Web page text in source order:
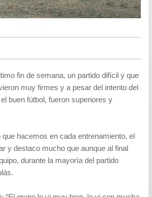
fin de semana, un partido difícil y que
muy firmes y a pesar del intento del
buen fútbol, fueron superiores y
hacemos en cada entrenamiento, el
y destaco mucho que aunque al final
durante la mayoría del partido